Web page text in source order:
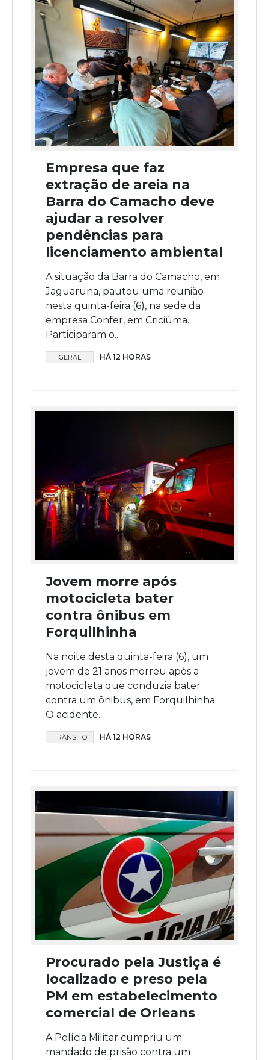
Empresa que faz
extração de areia na
Barra do Camacho deve
ajudar a resolver
pendências para
licenciamento ambiental
A situação da Barra do Camacho, em
Jaguaruna, pautou uma reunião
nesta quinta-feira (6), na sede da
empresa Confer, em Criciúma.
Participaram o...
GERAL HÁ 12 HORAS
Jovem morre após
motocicleta bater
contra ônibus em
Forquilhinha
Na noite desta quinta-feira (6), um
jovem de 21 anos morreu após a
motocicleta que conduzia bater
contra um ônibus, em Forquilhinha.
O acidente...
TRÂNSITO HÁ 12 HORAS
Procurado pela Justiça é
localizado e preso pela
PM em estabelecimento
comercial de Orleans
A Polícia Militar cumpriu um
mandado de prisão contra um